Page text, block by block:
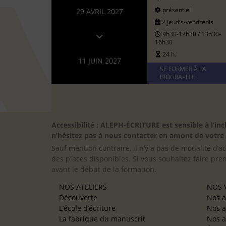
29 AVRIL 2027
11 JUIN 2027
présentiel
2 jeudis-vendredis
9h30-12h30 / 13h30-
16h30
24 h.
SE FORMER À LA
BIOGRAPHIE
Accessibilité : ALEPH-ÉCRITURE est sensible à
n’hésitez pas à nous contacter en amont de
Sauf mention contraire, il n’y a pas de modalité
des places disponibles. Si vous souhaitez faire
avant le début de la formation.
NOS ATELIERS
Découverte
L’école d’écriture
La fabrique du manuscrit
NOS
Nos
Nos
Nos